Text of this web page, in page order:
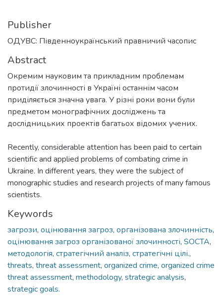
Publisher
ОДУВС: Південноукраїнський правничий часопис
Abstract
Окремим науковим та прикладним проблемам
протидії злочинності в Україні останнім часом
приділяється значна увага. У різні роки вони були
предметом монографічних досліджень та
дослідницьких проектів багатьох відомих учених.
Recently, considerable attention has been paid to certain
scientific and applied problems of combating crime in
Ukraine. In different years, they were the subject of
monographic studies and research projects of many famous
scientists.
Keywords
загрози, оцінювання загроз, організована злочинність,
оцінювання загроз організованої злочинності, SOCTA,
методологія, стратегічний аналіз, стратегічні цілі.,
threats, threat assessment, organized crime, organized crime
threat assessment, methodology, strategic analysis,
strategic goals.